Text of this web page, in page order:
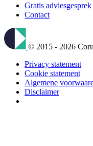
Gratis adviesgesprek
Contact
© 2015 - 2026
Privacy statement
Cookie statement
Algemene
Disclaimer